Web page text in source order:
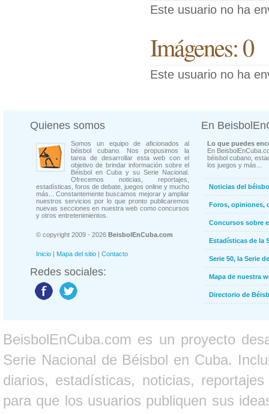
Este usuario no ha
Imágenes: 0
Este usuario no ha
Quienes somos
Somos un equipo de aficionados al
béisbol cubano. Nos propusimos la
tarea de desarrollar esta web con el
objetivo de brindar información sobre el
Béisbol en Cuba y su Serie Nacional.
Ofrecemos noticias, reportajes,
estadísticas, foros de debate, juegos online y mucho
más... Constantemente buscamos mejorar y ampliar
nuestros servicios por lo que pronto publicaremos
nuevas secciones en nuestra web como concursos
y otros entretenimientos.
© copyright 2009 - 2026 BeisbolEnCuba.com
Inicio | Mapa del sitio | Contacto
Redes sociales:
En
Lo que puedes
En
béisbol cubano,
los juegos y más...
Noticias del
Foros, opiniones,
Concursos sobre
Estadísticas de la
Serie 50, la Serie
Mapa de nuestra
Directorio de
BeisbolEnCuba.com es un proyecto
Serie Nacional de Béisbol en Cuba.
diarios, estadísticas, noticias,
para que los usuarios publiquen sus